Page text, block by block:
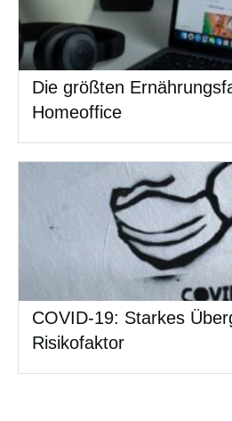
Die größten
Homeoffice
COVID-19: Starkes
Risikofaktor